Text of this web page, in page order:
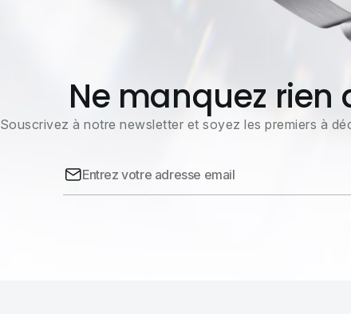
Ne manquez rien
Souscrivez à notre newsletter et soyez les premiers à